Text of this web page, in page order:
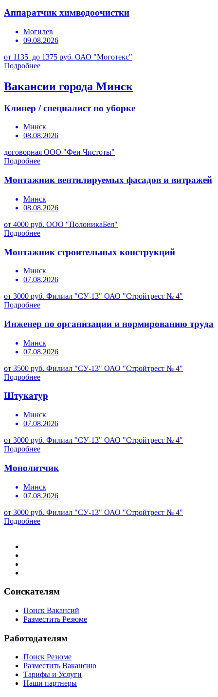
Аппаратчик химводоочистки
Могилев
09.08.2026
от 1135 до 1375 руб. ОАО "Моготекс"
Подробнее
Вакансии города Минск
Клинер / специалист по уборке
Минск
08.08.2026
договорная ООО "Феи Чистоты"
Подробнее
Монтажник вентилируемых фасадов и витражей
Минск
08.08.2026
от 4000 руб. ООО "ПолоникаБел"
Подробнее
Монтажник строительных конструкций
Минск
07.08.2026
от 3000 руб. Филиал "СУ-13" ОАО "Стройтрест № 4"
Подробнее
Инженер по организации и нормированию труда
Минск
07.08.2026
от 3500 руб. Филиал "СУ-13" ОАО "Стройтрест № 4"
Подробнее
Штукатур
Минск
07.08.2026
от 3000 руб. Филиал "СУ-13" ОАО "Стройтрест № 4"
Подробнее
Монолитчик
Минск
07.08.2026
от 3000 руб. Филиал "СУ-13" ОАО "Стройтрест № 4"
Подробнее
Соискателям
Поиск Вакансий
Разместить Резюме
Работодателям
Поиск Резюме
Разместить Вакансию
Тарифы и Услуги
Наши партнеры